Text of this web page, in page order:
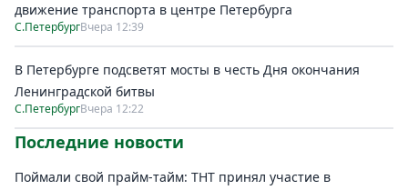
движение транспорта в центре Петербурга
С.ПетербургВчера 12:39
В Петербурге подсветят мосты в честь Дня окончания
Ленинградской битвы
С.ПетербургВчера 12:22
Последние новости
Поймали свой прайм-тайм: ТНТ принял участие в